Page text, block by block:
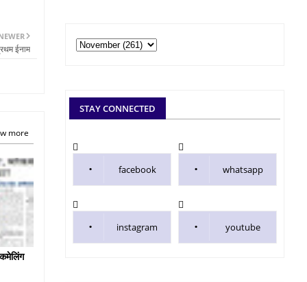
ईनाम
more
STAY CONNECTED
facebook whatsapp
instagram youtube